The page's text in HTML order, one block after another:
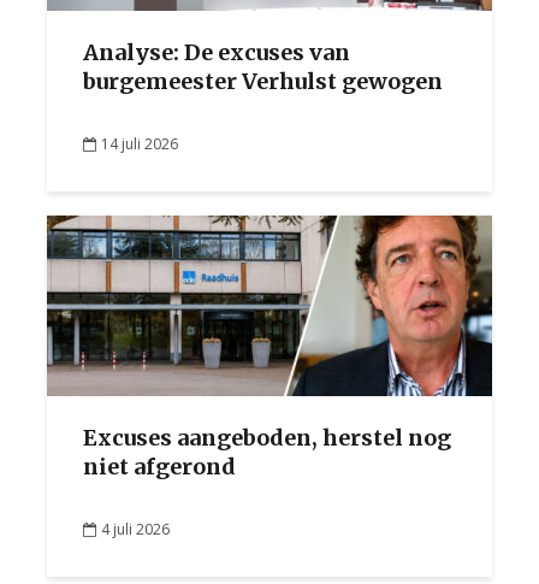
Analyse: De excuses van
burgemeester Verhulst gewogen
14 juli 2026
Excuses aangeboden, herstel nog
niet afgerond
4 juli 2026